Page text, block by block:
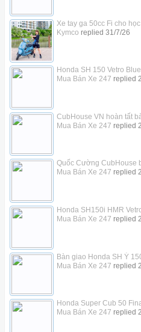
Xe tay ga 50cc Fi cho học
Kymco replied 31/7/26
Honda SH 150 Vetro
Mua Bán Xe 247 replied
CubHouse VN hoàn tất
Mua Bán Xe 247 replied
Quốc Cường CubHouse
Mua Bán Xe 247 replied
Honda SH150i HMR
Mua Bán Xe 247 replied
Bàn giao Honda SH Ý
Mua Bán Xe 247 replied
Honda Super Cub 50
Mua Bán Xe 247 replied